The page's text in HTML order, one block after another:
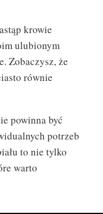
krowie
ulubionym
Zobaczysz, że
równie
powinna być
potrzeb
to nie tylko
warto